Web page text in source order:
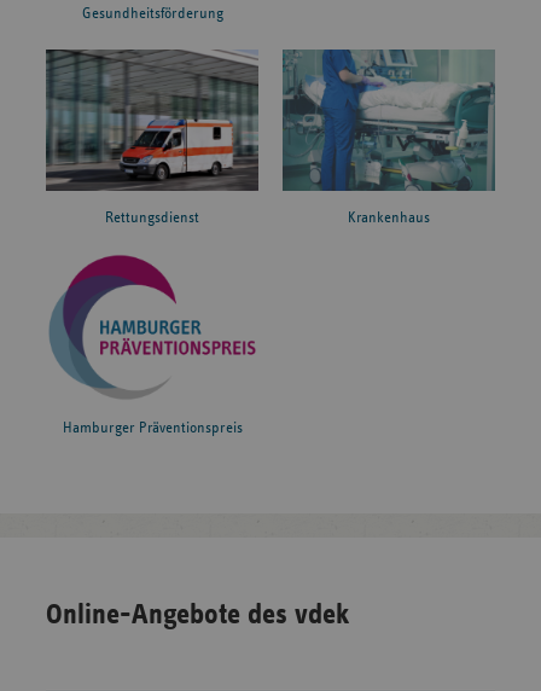
Gesundheitsförderung
Rettungsdienst Krankenhaus
Hamburger Präventionspreis
Online-Angebote des vdek